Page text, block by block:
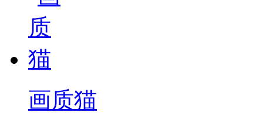
画质猫